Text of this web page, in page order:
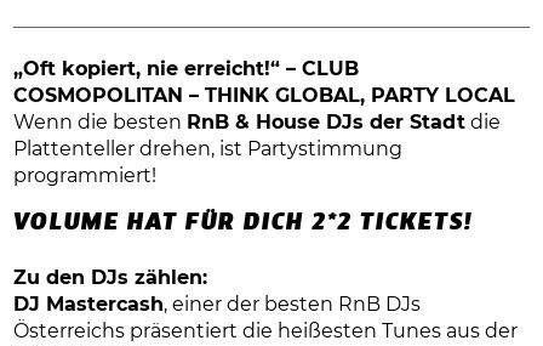
„Oft kopiert, nie erreicht!“ – CLUB
COSMOPOLITAN – THINK GLOBAL, PARTY LOCAL
Wenn die besten RnB & House DJs der Stadt die
Plattenteller drehen, ist Partystimmung
programmiert!
VOLUME HAT FÜR DICH 2*2 TICKETS!
Zu den DJs zählen:
DJ Mastercash, einer der besten RnB DJs
Österreichs präsentiert die heißesten Tunes aus der